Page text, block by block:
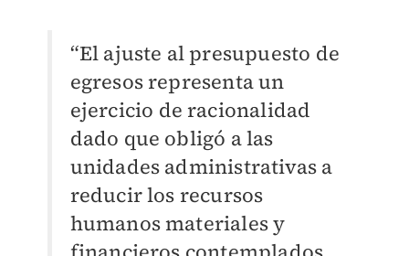
“El ajuste al presupuesto de
egresos representa un
ejercicio de racionalidad
dado que obligó a las
unidades administrativas a
reducir los recursos
humanos materiales y